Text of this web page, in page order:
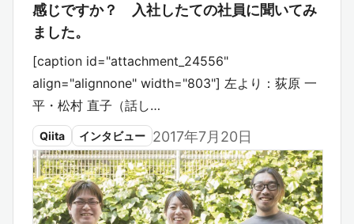
感じですか？ 入社したての社員に聞いてみ
ました。
[caption id="attachment_24556"
align="alignnone" width="803"] 左より：荻原 一
平・松村 直子（話し…
Qiita インタビュー 2017年7月20日